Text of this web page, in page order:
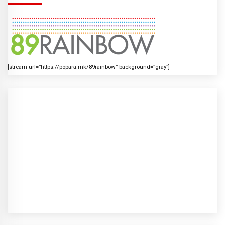
[stream url=”https://popara.mk/89rainbow” background=”gray”]